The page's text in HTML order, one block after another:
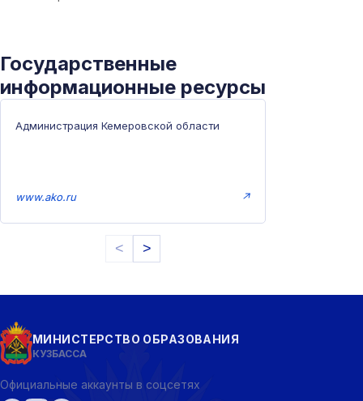
Государственные
информационные ресурсы
Администрация Кемеровской области
www.ako.ru ↗
< >
МИНИСТЕРСТВО ОБРАЗОВАНИЯ
КУЗБАССА
Официальные аккаунты в соцсетях